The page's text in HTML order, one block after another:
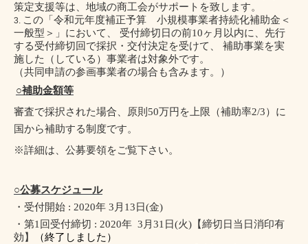
策定支援等は、地域の商工会がサポートを致します。
この「令和元年度補正予算 小規模事業者持続化補助金＜
一般型＞」において、 受付締切日の前10ヶ月以内に、先行
する受付締切回で採択・交付決定を受けて、 補助事業を実
施した（している）事業者は対象外です。
（共同申請の参画事業者の場合も含みます。）
○補助金額等
審査で採択された場合、原則 50万円を上限（補助率2/3）に
国から補助する制度です。
※詳細は、公募要領をご覧下さい。
○公募スケジュール
・受付開始 : 2020年 3 月 13日(金)
・第1 回受付締切 : 2020年 3 月31 日(火) 【締切日当日消印有
効】
（終了しました）